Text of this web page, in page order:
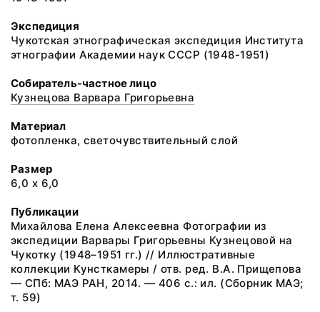
Экспедиция
Чукотская этнографическая экспедиция Института
этнографии Академии наук СССР (1948-1951)
Собиратель-частное лицо
Кузнецова Варвара Григорьевна
Материал
фотопленка, светочувствительный слой
Размер
6,0 х 6,0
Публикации
Михайлова Елена Алексеевна Фотографии из
экспедиции Варвары Григорьевны Кузнецовой на
Чукотку (1948–1951 гг.) // Иллюстративные
коллекции Кунсткамеры / отв. ред. В.А. Прищепова
— СПб: МАЭ РАН, 2014. — 406 с.: ил. (Сборник МАЭ;
т. 59)